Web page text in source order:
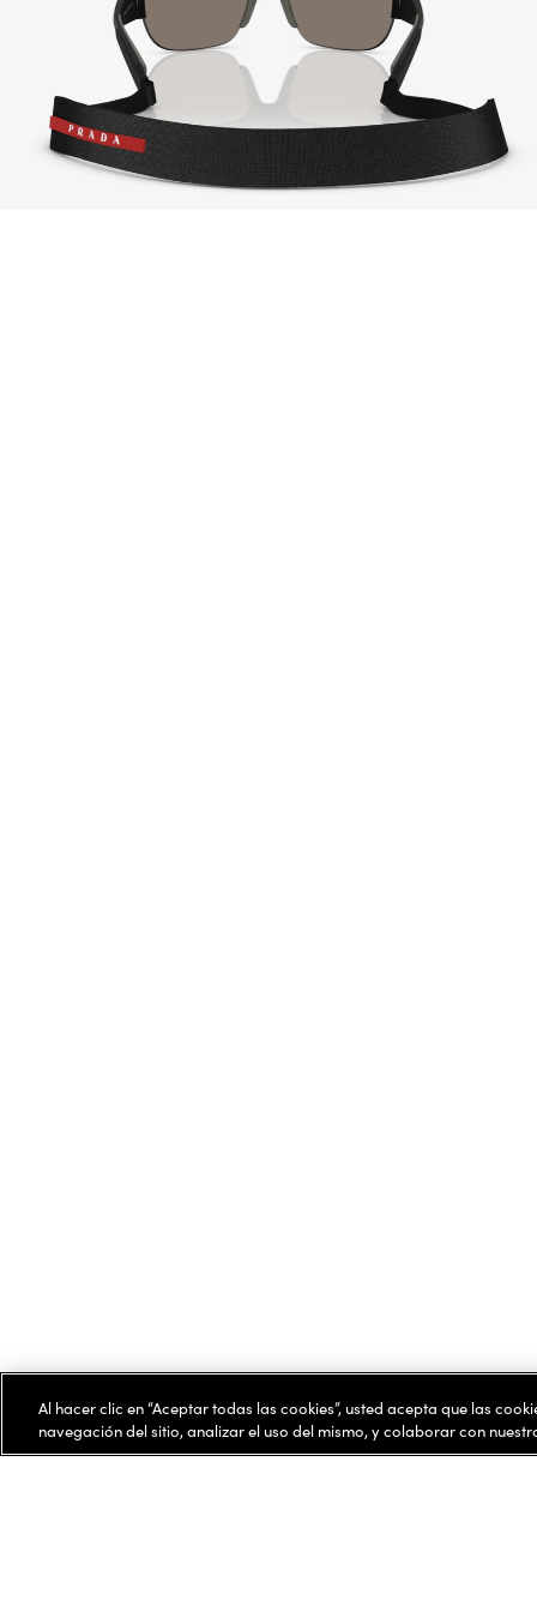
Al hacer clic en “Aceptar todas las cookies”, usted acepta que las
navegación del sitio, analizar el uso del mismo, y colaborar con